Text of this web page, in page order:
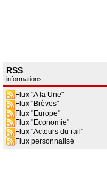
RSS
informations
Flux "A la Une"
Flux "Brèves"
Flux "Europe"
Flux "Economie"
Flux "Acteurs du rail"
Flux personnalisé